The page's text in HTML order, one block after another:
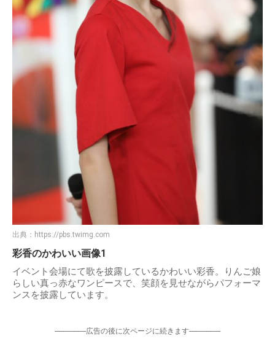
出典： https://pbs.twimg.com
彩香のかわいい画像1
イベント会場にて歌を披露しているかわいい彩香。りんご娘
らしい真っ赤なワンピースで、笑顔を見せながらパフォーマ
ンスを披露しています。
-----------------広告の後に次ページに続きます-----------------